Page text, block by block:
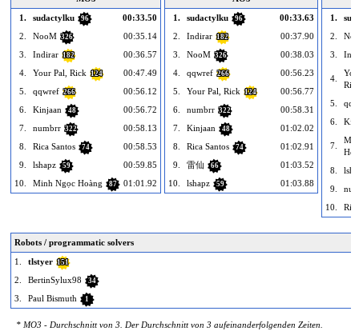
1.
sudactylku 96
00:33.50
2.
NooM 326
00:35.14
3.
Indirar 182
00:36.57
4.
Your Pal, Rick 124
00:47.49
5.
qqwref 266
00:56.12
6.
Kinjaan 48
00:56.72
7.
numbrr 322
00:58.13
8.
Rica Santos 74
00:58.53
9.
lshapz 59
00:59.85
10.
Minh Ngọc Hoàng 87 01:01.92
1.
sudactylku 96
00:33.63
2.
Indirar 182
00:37.90
3.
NooM 326
00:38.03
4.
qqwref 266
00:56.23
5.
Your Pal, Rick 124
00:56.77
6.
numbrr 322
00:58.31
7.
Kinjaan 48
01:02.02
8.
Rica Santos 74
01:02.91
9.
雷仙 66
01:03.52
10.
lshapz 59 01:03.88
1.
2.
3.
4.
5.
6.
7.
8.
9.
10.
Robots / programmatic solvers
1.
tlstyer 151
2. BertinSylux98 34
3. Paul Bismuth 1
* MO3 - Durchschnitt von 3. Der Durchschnitt von 3 aufeinanderfolgenden Zeiten.